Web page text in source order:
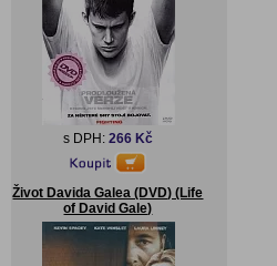
s DPH: 266 Kč
Život Davida Galea (DVD) (Life
of David Gale)